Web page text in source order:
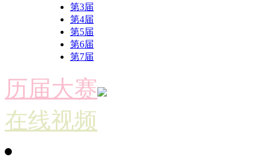
第3届
第4届
第5届
第6届
第7届
历届大赛
在线视频